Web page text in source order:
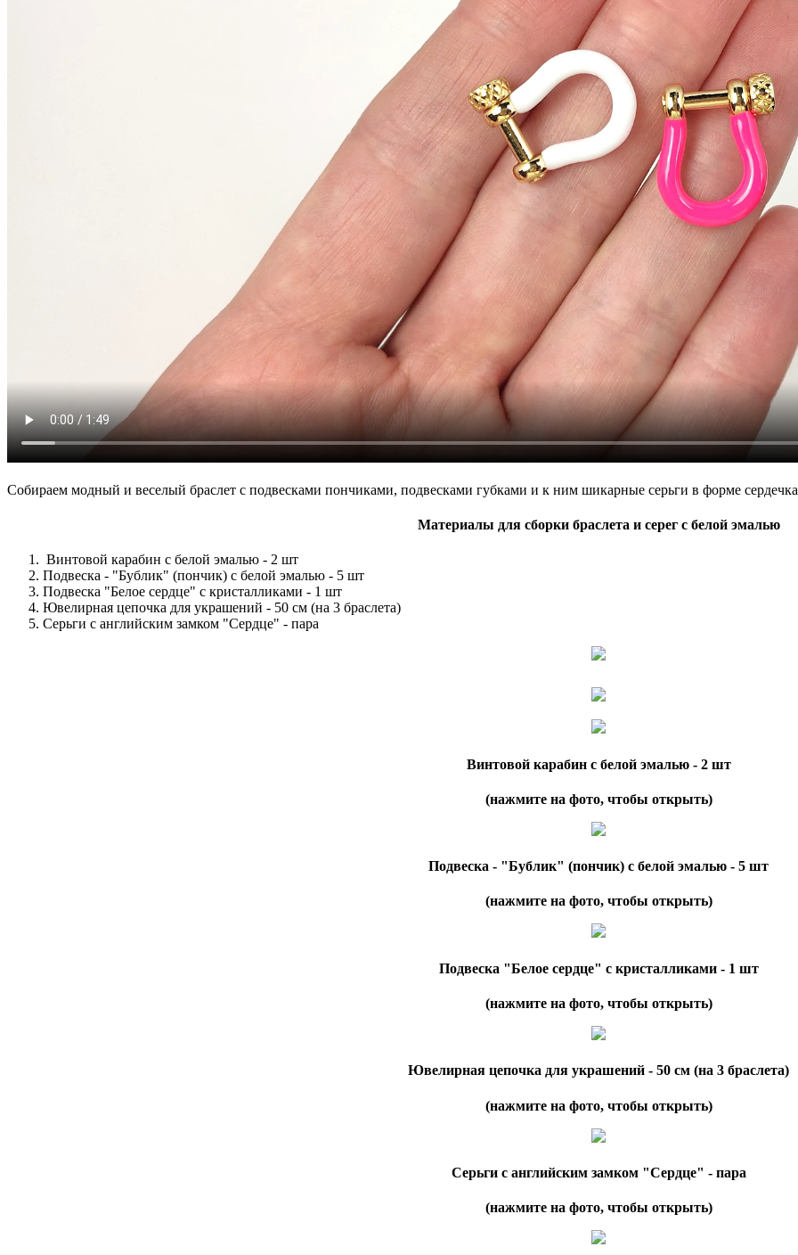
Собираем модный и веселый браслет с подвесками пончиками, подвесками губками и к ним шикарные серьги в форме
Материалы для сборки браслета и серег с белой эмалью
Винтовой карабин с белой эмалью - 2 шт
Подвеска - "Бублик" (пончик) с белой эмалью - 5 шт
Подвеска "Белое сердце" с кристалликами - 1 шт
Ювелирная цепочка для украшений - 50 см (на 3 браслета)
Серьги с английским замком "Сердце" - пара
Винтовой карабин с белой эмалью - 2 шт
(нажмите на фото, чтобы открыть)
Подвеска - "Бублик" (пончик) с белой эмалью - 5 шт
(нажмите на фото, чтобы открыть)
Подвеска "Белое сердце" с кристалликами - 1 шт
(нажмите на фото, чтобы открыть)
Ювелирная цепочка для украшений - 50 см (на 3 браслета)
(нажмите на фото, чтобы открыть)
Серьги с английским замком "Сердце" - пара
(нажмите на фото, чтобы открыть)